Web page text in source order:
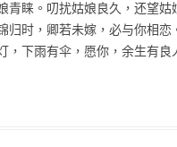
境外銀行
支付工具
青睐。叨扰姑娘良久，还望
归时，卿若未嫁，必与你相
，下雨有伞，愿你，余生有良